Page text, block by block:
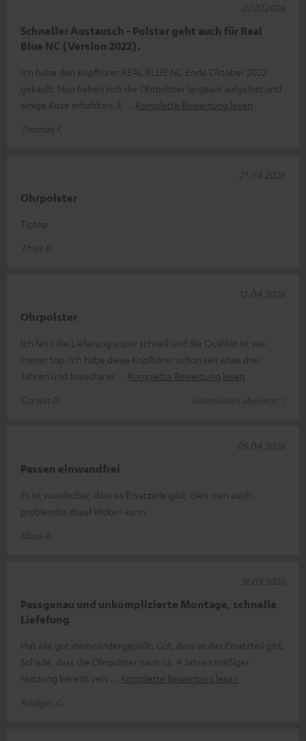
Schneller Austausch - Polster geht auch für Real
Blue NC (Version 2022).
Ich habe den Kopfhörer REAL BLUE NC Ende Oktober 2022
gekauft. Nun haben sich die Ohrpolster langsam aufgelöst und
einige Risse erhahlten. E
Komplette Bewertung lesen
Thomas F.
07.07.2026
Ohrpolster
Tiptop
Thies R.
21.04.2026
Ohrpolster
Ich fand die Lieferung super schnell und die Qualität ist wie
immer top. Ich habe diese Kopfhörer schon seit etwa drei
Jahren und brauche er
Komplette Bewertung lesen
Corwin D.
(automatisch übersetzt *)
12.04.2026
Passen einwandfrei
Es ist wunderbar, dass es Ersatzeile gibt, dien man auch
problemlos drauf klicken kann
Klaus R.
05.04.2026
Passgenau und unkomplizierte Montage, schnelle
Liefefung
Hat alle gut ineinnandergepaßt. Gut, dass es das Ersatzteil gibt.
Schade, dass die Ohrpolster nach ca. 4 Jahren mäßiger
Nutzung bereits vers
Komplette Bewertung lesen
Rüdiger G.
31.03.2026